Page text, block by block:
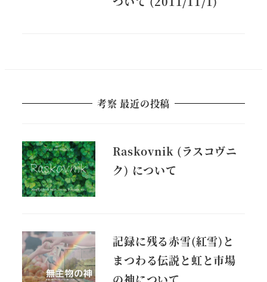
考察 最近の投稿
Raskovnik (ラスコヴニ
ク) について
記録に残る赤雪(紅雪)と
まつわる伝説と虹と市場